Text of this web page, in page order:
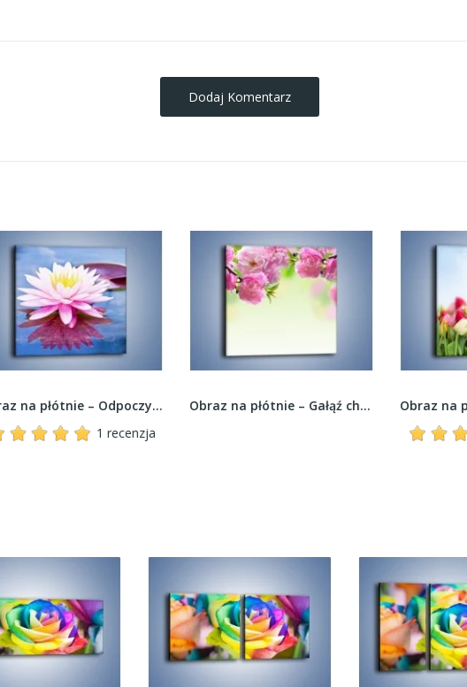
Dodaj Komentarz
Obraz na płótnie – Odpoczynek na wodzie z...
1 recenzja
Obraz na płótnie – Gałąź chińskiej wiśni –...